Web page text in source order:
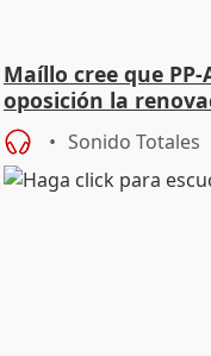
Maíllo cree que
oposición la
Defensor
Sonido Totales